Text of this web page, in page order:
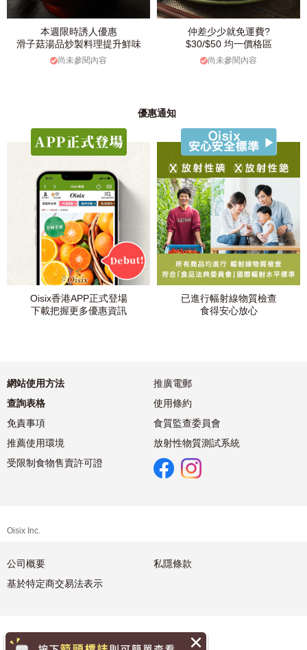
本週限時誘人優惠
滑子菇湯品炒製料理提升鮮味
尚未參閱內容
仲差少少就免運費?
$30/$50 均一價格區
尚未參閱內容
優惠通知
Oisix香港APP正式登場
下載把握更多優惠資訊
已進行幅射線物質檢查
食得安心放心
網站使用方法
推廣電郵
查詢表格
使用條約
免責事項
食質監查委員會
推薦使用環境
放射性物質測試系統
受限制食物售賣許可證
Oisix Inc.
公司概要
私隱條款
基於特定商交易法表示
繁體中文